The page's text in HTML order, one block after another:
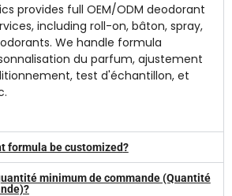
provides full OEM/ODM deodorant
, including roll-on, bâton, spray,
. We handle formula
du parfum, ajustement
test d'échantillon, et
formula be customized?
minimum de commande (Quantité